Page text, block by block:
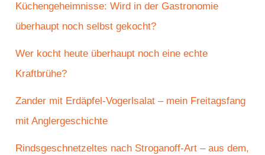
Küchengeheimnisse: Wird in der Gastronomie
überhaupt noch selbst gekocht?
Wer kocht heute überhaupt noch eine echte
Kraftbrühe?
Zander mit Erdäpfel-Vogerlsalat – mein Freitagsfang
mit Anglergeschichte
Rindsgeschnetzeltes nach Stroganoff-Art – aus dem,